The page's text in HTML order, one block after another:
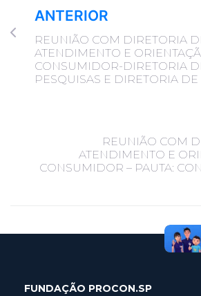
ANTERIOR
REUNIÃO COM DIRETORIA
ATENDIMENTO E
CONSUMIDOR-DIRETORIA
PESQUISAS E DIRETORIA
REUNIÃO COM
ATENDIMENTO E
CONSUMIDOR – PAUTA:
FUNDAÇÃO PROCON.SP